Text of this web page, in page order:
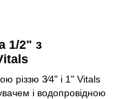
1/2" з
різзю 3⁄4" і 1" Vitals
і водопровідною